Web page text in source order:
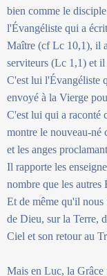
bien comme le
l'Évangéliste qui a
Maître (cf Lc 10,1), il
serviteurs (Lc 1,1) et
C'est lui l'Évangéliste
envoyé à la Vierge
C'est lui qui a raconté
montre le nouveau-né
et les anges
Il rapporte les
nombre que les autres
Et de même qu'il nous
de Dieu, sur la Terre,
Ciel et son retour au
Mais en Luc, la Grâce